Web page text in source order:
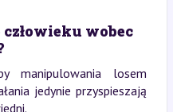
wobec
manipulowania losem
jedynie przyspieszają